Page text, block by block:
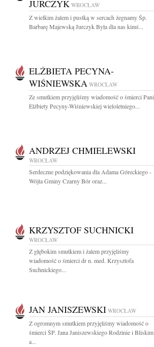
JURCZYK WROCŁAW
Z wielkim żalem i pustką w sercach żegnamy Śp.
Barbarę Majewską Jurczyk Była dla nas kimś...
ELŻBIETA PECYNA-
WIŚNIEWSKA WROCŁAW
Ze smutkiem przyjęliśmy wiadomość o śmierci Pani
Elżbiety Pecyny-Wiśniewskiej wieloletniego...
ANDRZEJ CHMIELEWSKI
WROCŁAW
Serdeczne podziękowania dla Adama Góreckiego -
Wójta Gminy Czarny Bór oraz...
KRZYSZTOF SUCHNICKI
WROCŁAW
Z głębokim smutkiem i żalem przyjęliśmy
wiadomość o śmierci dr n. med. Krzysztofa
Suchnickiego...
JAN JANISZEWSKI WROCŁAW
Z ogromnym smutkiem przyjęliśmy wiadomość o
śmierci ŚP. Jana Janiszewskiego Rodzinie i Bliskim
a...